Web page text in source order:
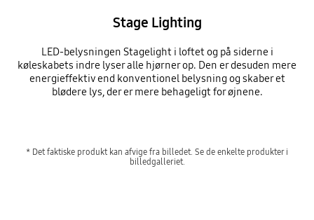
Stage Lighting
LED-belysningen Stagelight i loftet og på siderne i
køleskabets indre lyser alle hjørner op. Den er desuden mere
energieffektiv end konventionel belysning og skaber et
blødere lys, der er mere behageligt for øjnene.
* Det faktiske produkt kan afvige fra billedet. Se de enkelte produkter i
billedgalleriet.